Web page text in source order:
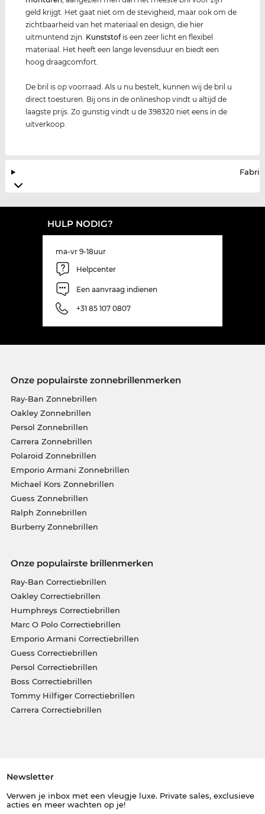
geld krijgt. Het gaat niet om de stevigheid, maar ook om de
zichtbaarheid van het materiaal en design, die hier
uitmuntend zijn. Kunststofis een zeer licht en flexibel
materiaal. Het heeft een lange levensduur en biedt een
hoog draagcomfort.
De bril is op voorraad. Als u nu bestelt, kunnen wij de bril u
direct toesturen. Bij ons in de onlineshop vindt u altijd de
laagste prijs. Zo gunstig vindt u de 398320 niet eens in de
uitverkoop.
HULP NODIG?
ma-vr 9-18uur
Helpcenter
Een aanvraag indienen
+31 85 107 0807
Onze populairste zonnebrillenmerken
Ray-Ban Zonnebrillen
Oakley Zonnebrillen
Persol Zonnebrillen
Carrera Zonnebrillen
Polaroid Zonnebrillen
Emporio Armani Zonnebrillen
Michael Kors Zonnebrillen
Guess Zonnebrillen
Ralph Zonnebrillen
Burberry Zonnebrillen
Onze populairste brillenmerken
Ray-Ban Correctiebrillen
Oakley Correctiebrillen
Humphreys Correctiebrillen
Marc O Polo Correctiebrillen
Emporio Armani Correctiebrillen
Guess Correctiebrillen
Persol Correctiebrillen
Boss Correctiebrillen
Tommy Hilfiger Correctiebrillen
Carrera Correctiebrillen
Newsletter
Verwen je inbox met een vleugje luxe. Private sales, exclusieve
acties en meer wachten op je!